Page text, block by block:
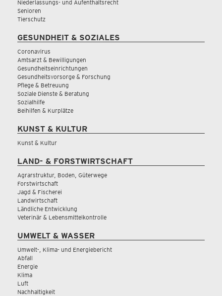
Niederlassungs- und Aufenthaltsrecht
Senioren
Tierschutz
GESUNDHEIT & SOZIALES
Coronavirus
Amtsarzt & Bewilligungen
Gesundheitseinrichtungen
Gesundheitsvorsorge & Forschung
Pflege & Betreuung
Soziale Dienste & Beratung
Sozialhilfe
Beihilfen & Kurplätze
KUNST & KULTUR
Kunst & Kultur
LAND- & FORSTWIRTSCHAFT
Agrarstruktur, Boden, Güterwege
Forstwirtschaft
Jagd & Fischerei
Landwirtschaft
Ländliche Entwicklung
Veterinär & Lebensmittelkontrolle
UMWELT & WASSER
Umwelt-, Klima- und Energiebericht
Abfall
Energie
Klima
Luft
Nachhaltigkeit